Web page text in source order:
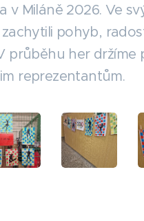
v Miláně 2026. Ve
pohyb,
průběhu her držíme
reprezentantům.